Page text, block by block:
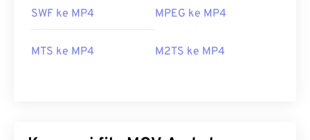
SWF ke MP4 MPEG ke MP4
MTS ke MP4 M2TS ke MP4